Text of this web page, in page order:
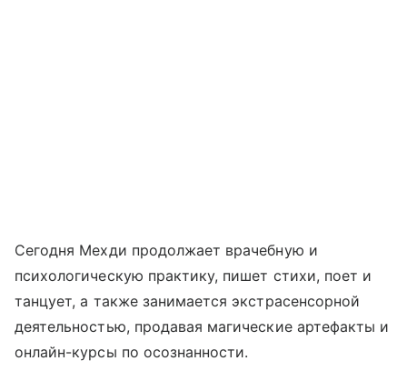
Сегодня Мехди продолжает врачебную и
психологическую практику, пишет стихи, поет и
танцует, а также занимается экстрасенсорной
деятельностью, продавая магические артефакты и
онлайн-курсы по осознанности.